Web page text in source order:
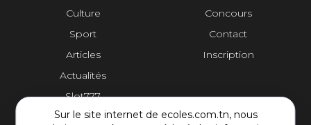
Sur le site internet de ecoles.com.tn, nous
Culture
Sport
Articles
Actualités
Slot777
Concours
Contact
Inscription